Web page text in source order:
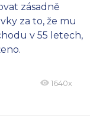
zásadně
za to, že mu
v 55 letech,
1640x